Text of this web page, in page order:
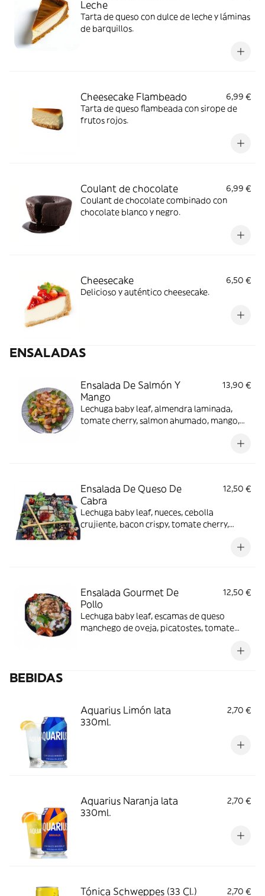
Leche
Tarta de queso con dulce de leche y láminas
de barquillos.
Cheesecake Flambeado
6,99 €
Tarta de queso flambeada con sirope de
frutos rojos.
Coulant de chocolate
6,99 €
Coulant de chocolate combinado con
chocolate blanco y negro.
Cheesecake
6,50 €
Delicioso y auténtico cheesecake.
ENSALADAS
Ensalada De Salmón Y
Mango
13,90 €
Lechuga baby leaf, almendra laminada,
tomate cherry, salmon ahumado, mango,
Ensalada De Queso De
Cabra
12,50 €
Lechuga baby leaf, nueces, cebolla
crujiente, bacon crispy, tomate cherry,
mermelada de tomate y crema de vinagre
Ensalada Gourmet De
Pollo
12,50 €
Lechuga baby leaf, escamas de queso
manchego de oveja, picatostes, tomate
BEBIDAS
Aquarius Limón lata
330ml.
2,70 €
Aquarius Naranja lata
330ml.
2,70 €
Tónica Schweppes (33 Cl.) 2,70 €